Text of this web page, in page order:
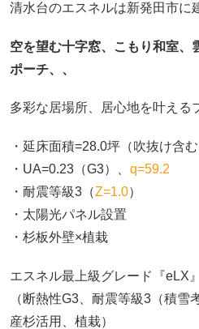
清水台のエスネルは新発田市に
空を望む十字窓、こもり和室、
ポーチ、、
多彩な居場所、居心地を叶える
・延床面積=28.0坪（吹抜け含む
・UA=0.23（G3）、 q=59.2
・耐震等級3（Z=1.0）
・太陽光パネル設置
・杉板外壁×植栽
エスネル最上級グレード『eLX』
（断熱性G3、耐震等級3（積雪
産杉活用、植栽）